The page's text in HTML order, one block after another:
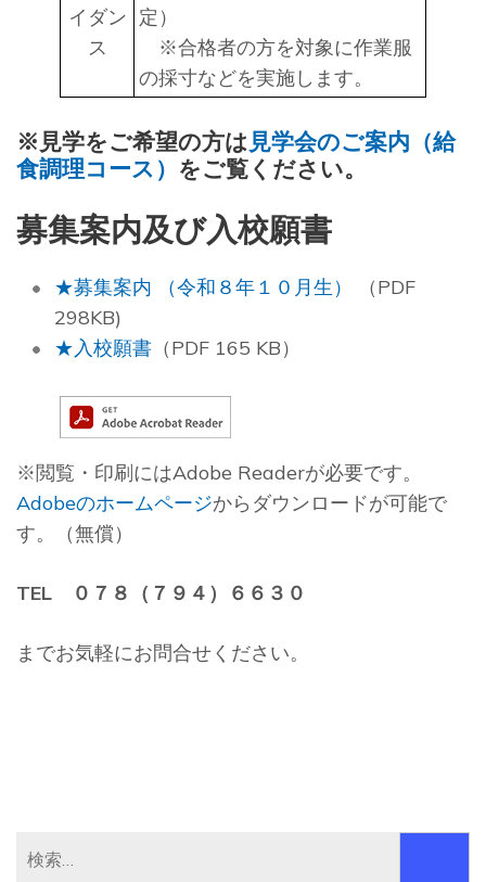
イダン
ス
定）
※合格者の方を対象に作業服
の採寸などを実施します。
※見学をご希望の方は 見学会のご案内（給
食調理コース） をご覧ください。
募集案内及び入校願書
★募集案内 （令和８年１０月生）
（PDF
298KB)
★入校願書 （PDF 165 KB）
※閲覧・印刷にはAdobe Readerが必要です。
Adobeのホームページからダウンロードが可能で
す。（無償）
TEL ０７８（７９４）６６３０
までお気軽にお問合せください。